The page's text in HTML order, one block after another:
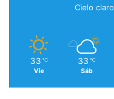
Cielo claro
33 ℃
Vie
33 ℃
Sáb